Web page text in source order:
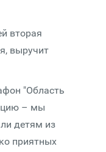
вторая
выручит
"Область
– мы
детям из
приятных